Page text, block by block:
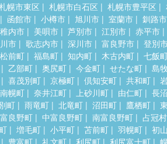
幌市東区 札幌市白石区 札幌市豊平区
函館市 小樽市 旭川市 室蘭市
釧路市
稚内市 美唄市 芦別市 江別市
赤平市
市 歌志内市 深川市 富良野市
登別
松前町 福島町 知内町 木古内町
七飯
乙部町 奥尻町 今金町 せたな町
島
喜茂別町 京極町 倶知安町 共和町
南幌町 奈井江町 上砂川町 由仁町
長
町 雨竜町 北竜町 沼田町 鷹栖町
良野町 中富良野町 南富良野町
占冠村
増毛町 小平町 苫前町 羽幌町
初
豊富町 礼文町 利尻町 利尻富士町